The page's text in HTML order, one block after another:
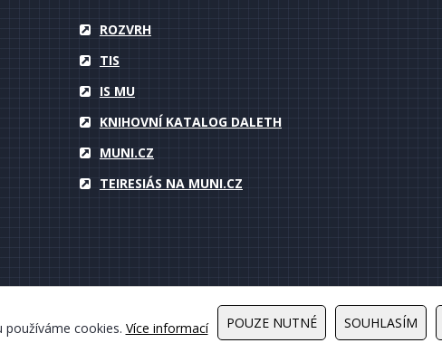
používáme cookies. Více informací POUZE NUTNÉ SOUHLASÍM
ROZVRH
TIS
IS MU
KNIHOVNÍ KATALOG DALETH
MUNI.CZ
TEIRESIÁS NA MUNI.CZ